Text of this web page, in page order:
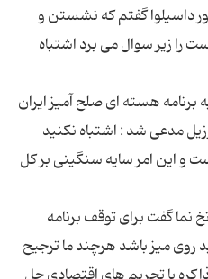
داسیلوا گفتم که نشستن و
را زیر سوال می برد اشتباه
برنامه هسته ای صلح آمیز ایران
مدعی شد : اشتباه نکنید
و این امر سایه سنگینی بر کل
نما گفت برای توقف برنامه
روی میز باشد هرچند ما ترجیح